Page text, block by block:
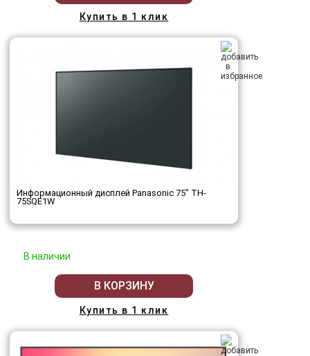
Купить в 1 клик
Информационный дисплей Panasonic 75" TH-
75SQE1W
В наличии
В КОРЗИНУ
Купить в 1 клик